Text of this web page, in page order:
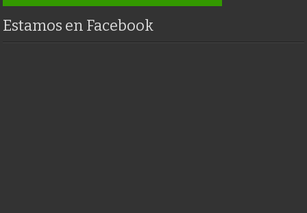
Estamos en Facebook